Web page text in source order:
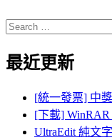
Search
for:
最近更新
[統一發票] 中
[下載]
UltraEdit 純文